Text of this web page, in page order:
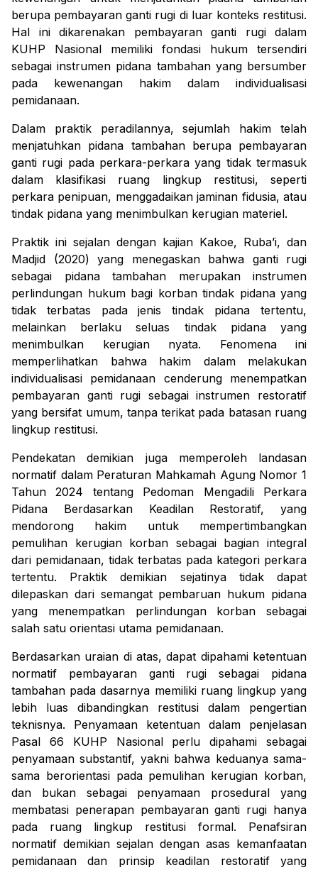
berupa pembayaran ganti rugi di luar konteks restitusi.
Hal ini dikarenakan pembayaran ganti rugi dalam
KUHP Nasional memiliki fondasi hukum tersendiri
sebagai instrumen pidana tambahan yang bersumber
pada kewenangan hakim dalam individualisasi
pemidanaan.
Dalam praktik peradilannya, sejumlah hakim telah
menjatuhkan pidana tambahan berupa pembayaran
ganti rugi pada perkara-perkara yang tidak termasuk
dalam klasifikasi ruang lingkup restitusi, seperti
perkara penipuan, menggadaikan jaminan fidusia, atau
tindak pidana yang menimbulkan kerugian materiel.
Praktik ini sejalan dengan kajian Kakoe, Ruba’i, dan
Madjid (2020) yang menegaskan bahwa ganti rugi
sebagai pidana tambahan merupakan instrumen
perlindungan hukum bagi korban tindak pidana yang
tidak terbatas pada jenis tindak pidana tertentu,
melainkan berlaku seluas tindak pidana yang
menimbulkan kerugian nyata. Fenomena ini
memperlihatkan bahwa hakim dalam melakukan
individualisasi pemidanaan cenderung menempatkan
pembayaran ganti rugi sebagai instrumen restoratif
yang bersifat umum, tanpa terikat pada batasan ruang
lingkup restitusi.
Pendekatan demikian juga memperoleh landasan
normatif dalam Peraturan Mahkamah Agung Nomor 1
Tahun 2024 tentang Pedoman Mengadili Perkara
Pidana Berdasarkan Keadilan Restoratif, yang
mendorong hakim untuk mempertimbangkan
pemulihan kerugian korban sebagai bagian integral
dari pemidanaan, tidak terbatas pada kategori perkara
tertentu. Praktik demikian sejatinya tidak dapat
dilepaskan dari semangat pembaruan hukum pidana
yang menempatkan perlindungan korban sebagai
salah satu orientasi utama pemidanaan.
Berdasarkan uraian di atas, dapat dipahami ketentuan
normatif pembayaran ganti rugi sebagai pidana
tambahan pada dasarnya memiliki ruang lingkup yang
lebih luas dibandingkan restitusi dalam pengertian
teknisnya. Penyamaan ketentuan dalam penjelasan
Pasal 66 KUHP Nasional perlu dipahami sebagai
penyamaan substantif, yakni bahwa keduanya sama-
sama berorientasi pada pemulihan kerugian korban,
dan bukan sebagai penyamaan prosedural yang
membatasi penerapan pembayaran ganti rugi hanya
pada ruang lingkup restitusi formal. Penafsiran
normatif demikian sejalan dengan asas kemanfaatan
pemidanaan dan prinsip keadilan restoratif yang